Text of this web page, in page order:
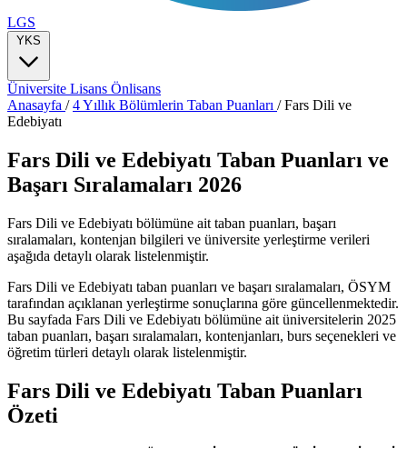
LGS
YKS
Üniversite Lisans Önlisans
Anasayfa /4 Yıllık Bölümlerin Taban Puanları /Fars Dili ve
Edebiyatı
Fars Dili ve Edebiyatı Taban Puanları ve
Başarı Sıralamaları 2026
Fars Dili ve Edebiyatı bölümüne ait taban puanları, başarı
sıralamaları, kontenjan bilgileri ve üniversite yerleştirme verileri
aşağıda detaylı olarak listelenmiştir.
Fars Dili ve Edebiyatı taban puanları ve başarı sıralamaları, ÖSYM
tarafından açıklanan yerleştirme sonuçlarına göre güncellenmektedir.
Bu sayfada Fars Dili ve Edebiyatı bölümüne ait üniversitelerin 2025
taban puanları, başarı sıralamaları, kontenjanları, burs seçenekleri ve
öğretim türleri detaylı olarak listelenmiştir.
Fars Dili ve Edebiyatı Taban Puanları
Özeti